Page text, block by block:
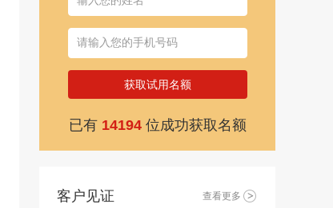
获取试用名额
已有14194 位成功获取名额
查看更多
客户见证